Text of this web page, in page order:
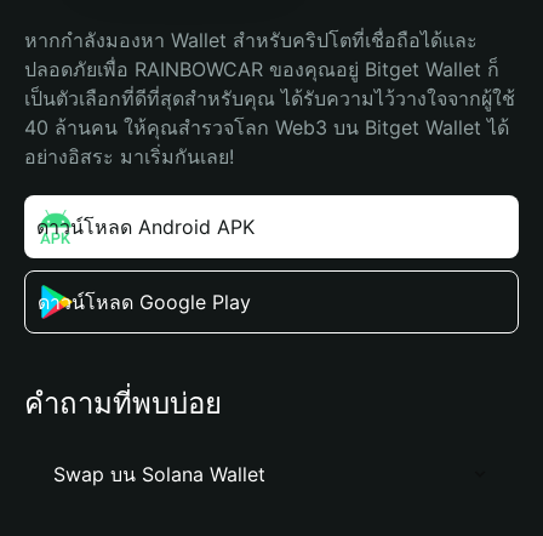
หากกำลังมองหา Wallet สำหรับคริปโตที่เชื่อถือได้และ
ปลอดภัยเพื่อ RAINBOWCAR ของคุณอยู่ Bitget Wallet ก็
เป็นตัวเลือกที่ดีที่สุดสำหรับคุณ ได้รับความไว้วางใจจากผู้ใช้
40 ล้านคน ให้คุณสำรวจโลก Web3 บน Bitget Wallet ได้
อย่างอิสระ มาเริ่มกันเลย!
ดาวน์โหลด Android APK
ดาวน์โหลด Google Play
คำถามที่พบบ่อย
Swap บน Solana Wallet